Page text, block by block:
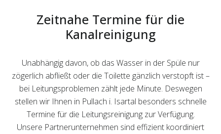
Zeitnahe Termine für die
Kanalreinigung
Unabhängig davon, ob das Wasser in der Spüle nur
zögerlich abfließt oder die Toilette gänzlich verstopft ist –
bei Leitungsproblemen zählt jede Minute. Deswegen
stellen wir Ihnen in Pullach i. Isartal besonders schnelle
Termine für die Leitungsreinigung zur Verfügung.
Unsere Partnerunternehmen sind effizient koordiniert